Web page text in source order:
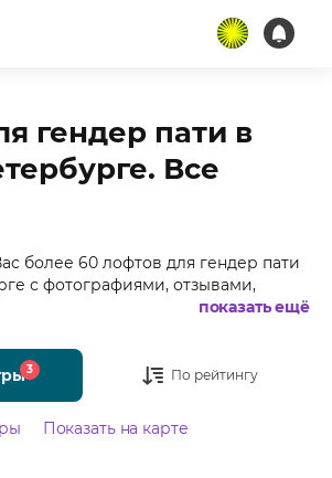
гендер пати в
Все
более 60 лофтов для гендер пати
с фотографиями, отзывами,
4.97 из 5 и стоимостью от 1500
показать ещё
3 По рейтингу
Показать на карте